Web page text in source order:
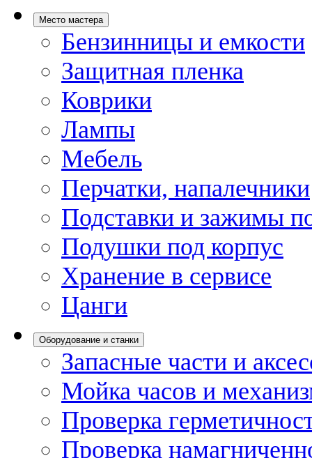
Место мастера
Бензинницы и емкости
Защитная пленка
Коврики
Лампы
Мебель
Перчатки, напалечники
Подставки и зажимы
Подушки под корпус
Хранение в сервисе
Цанги
Оборудование и станки
Запасные части и
Мойка часов и
Проверка
Проверка